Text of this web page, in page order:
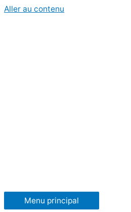
Aller au contenu
Menu principal